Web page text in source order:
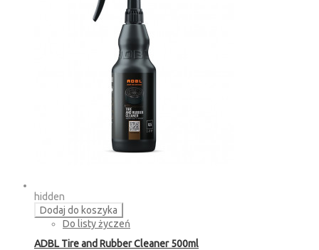
hidden
Dodaj do koszyka
Do listy życzeń
ADBL Tire and Rubber Cleaner 500ml